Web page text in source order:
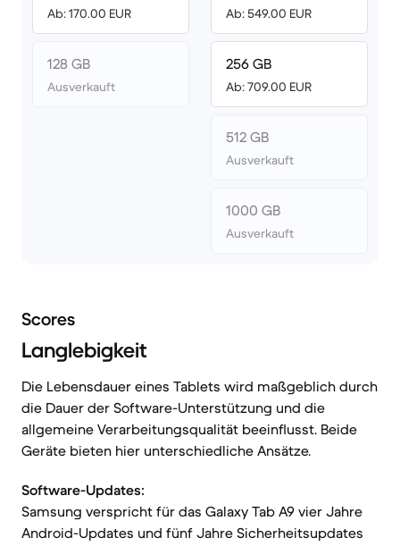
Ab: 170.00 EUR
128 GB
Ausverkauft
Ab: 549.00 EUR
256 GB
Ab: 709.00 EUR
512 GB
Ausverkauft
1000 GB
Ausverkauft
Scores
Langlebigkeit
Die Lebensdauer eines Tablets wird maßgeblich durch
die Dauer der Software-Unterstützung und die
allgemeine Verarbeitungsqualität beeinflusst. Beide
Geräte bieten hier unterschiedliche Ansätze.
Software-Updates:
Samsung verspricht für das Galaxy Tab A9 vier Jahre
Android-Updates und fünf Jahre Sicherheitsupdates